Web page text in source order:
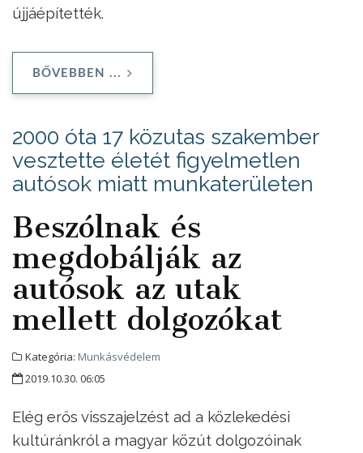
újjáépítették.
BŐVEBBEN ...
2000 óta 17 közutas szakember
vesztette életét figyelmetlen
autósok miatt munkaterületen
Beszólnak és
megdobálják az
autósok az utak
mellett dolgozókat
Kategória: Munkásvédelem
2019.10.30. 06:05
Elég erős visszajelzést ad a közlekedési
kultúránkról a magyar közút dolgozóinak